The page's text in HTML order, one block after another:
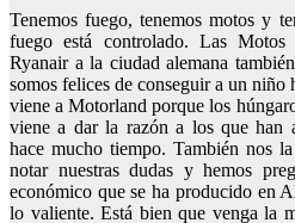
Tenemos fuego, tenemos motos y
fuego está controlado. Las
Ryanair a la ciudad alemana
somos felices de conseguir a un niño
viene a Motorland porque los
viene a dar la razón a los que han
hace mucho tiempo. También nos
notar nuestras dudas y hemos
económico que se ha producido en
lo valiente. Está bien que venga la